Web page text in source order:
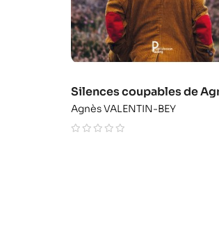
Silences coupables de
Agnès VALENTIN-BEY